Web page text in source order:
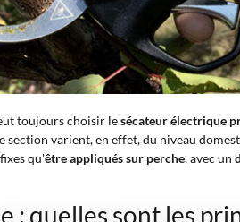
toujours choisir lesécateur électrique
section varient, en effet, du niveau
qu'être appliqués sur perche, avec un
: quelles sont les